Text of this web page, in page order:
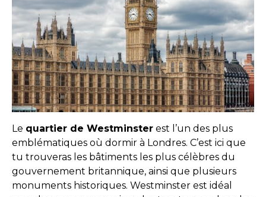
Le quartier de Westminster est l’un des plus
emblématiques où dormir à Londres. C’est ici que
tu trouveras les bâtiments les plus célèbres du
gouvernement britannique, ainsi que plusieurs
monuments historiques. Westminster est idéal